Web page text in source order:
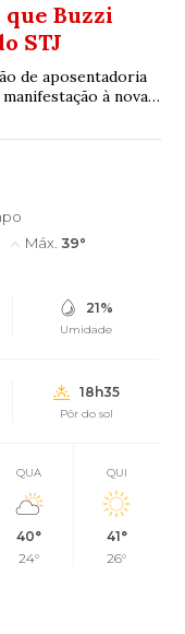
que Buzzi
STJ
de aposentadoria
à nova
Máx. 39°
21%
Umidade
18h35
Pôr do sol
QUA
40°
24°
QUI
41°
26°